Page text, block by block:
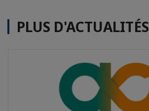
PLUS D'ACTUALITÉS